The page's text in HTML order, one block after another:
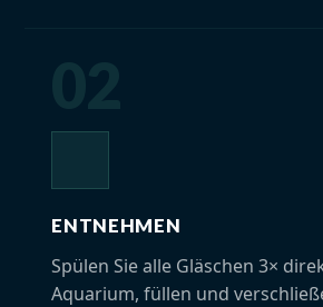
ENTNEHMEN
Spülen Sie alle Gläschen 3×
Aquarium, füllen und